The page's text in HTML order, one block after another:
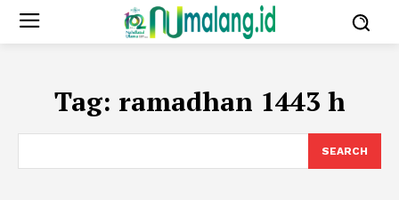
Tag: ramadhan 1443 h
SEARCH